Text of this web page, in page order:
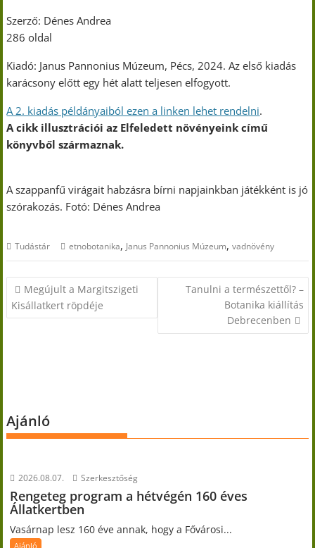
Szerző: Dénes Andrea
286 oldal
Kiadó: Janus Pannonius Múzeum, Pécs, 2024. Az első kiadás
karácsony előtt egy hét alatt teljesen elfogyott.
A 2. kiadás példányaiból ezen a linken lehet rendelni.
A cikk illusztrációi az Elfeledett növényeink című
könyvből származnak.
A szappanfű virágait habzásra bírni napjainkban játékként is jó
szórakozás. Fotó: Dénes Andrea
Tudástár etnobotanika, Janus Pannonius Múzeum,vadnövény
Bejegyzés
navigáció
Megújult a Margitszigeti
Kisállatkert röpdéje
Tanulni a természettől? –
Botanika kiállítás
Debrecenben
Ajánló
2026.08.07. Szerkesztőség
Rengeteg program a hétvégén 160 éves
Állatkertben
Vasárnap lesz 160 éve annak, hogy a Fővárosi...
Ajánló